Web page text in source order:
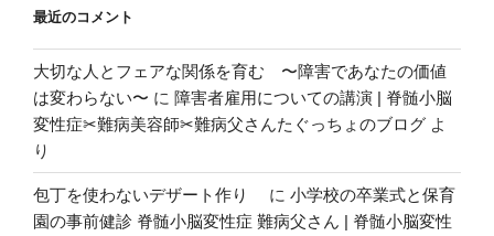
最近のコメント
大切な人とフェアな関係を育む 〜障害であなたの価値
は変わらない〜 に 障害者雇用についての講演 | 脊髄小脳
変性症✂︎難病美容師✂︎難病父さんたぐっちょのブログ よ
り
包丁を使わないデザート作り に 小学校の卒業式と保育
園の事前健診 脊髄小脳変性症 難病父さん | 脊髄小脳変性